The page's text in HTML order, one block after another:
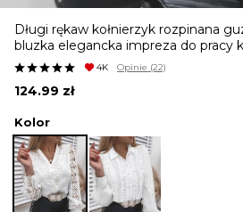
SPÓDNICE
KOMBINEZONY
Długi rękaw kołnierzyk rozpinana
bluzka elegancka impreza do pracy
4K Opinie (22)
124.99 zł
Kolor